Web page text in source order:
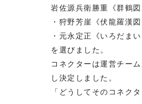
岩佐源兵衛勝重《群鶴
・狩野芳崖《伏龍羅漢
・元永定正《いろだま
を選びました。
コネクターは運営チー
し決定しました。
「どうしてそのコネク